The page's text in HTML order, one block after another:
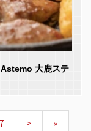
大鹿ステ
7 > »